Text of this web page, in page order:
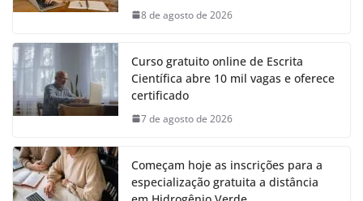
8 de agosto de 2026
Curso gratuito online de Escrita
Científica abre 10 mil vagas e oferece
certificado
7 de agosto de 2026
Começam hoje as inscrições para a
especialização gratuita a distância